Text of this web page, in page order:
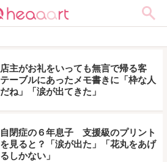
店主がお礼をいっても無言で帰る客
テーブルにあったメモ書きに「枠な人
だね」「涙が出てきた」
自閉症の６年息子 支援級のプリント
を見ると？「涙が出た」「花丸をあげ
るしかない」